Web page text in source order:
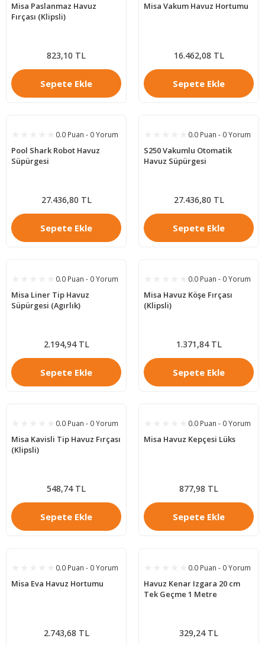
Misa Paslanmaz Havuz
Fırçası (Klipsli)
823,10 TL
Sepete Ekle
Misa Vakum Havuz Hortumu
16.462,08 TL
Sepete Ekle
0.0 Puan - 0 Yorum
Pool Shark Robot Havuz
Süpürgesi
27.436,80 TL
Sepete Ekle
0.0 Puan - 0 Yorum
S250 Vakumlu Otomatik
Havuz Süpürgesi
27.436,80 TL
Sepete Ekle
0.0 Puan - 0 Yorum
Misa Liner Tip Havuz
Süpürgesi (Agırlık)
2.194,94 TL
Sepete Ekle
0.0 Puan - 0 Yorum
Misa Havuz Köşe Fırçası
(Klipsli)
1.371,84 TL
Sepete Ekle
0.0 Puan - 0 Yorum
Misa Kavisli Tip Havuz Fırçası
(Klipsli)
548,74 TL
Sepete Ekle
0.0 Puan - 0 Yorum
Misa Havuz Kepçesi Lüks
877,98 TL
Sepete Ekle
0.0 Puan - 0 Yorum
Misa Eva Havuz Hortumu
2.743,68 TL
0.0 Puan - 0 Yorum
Havuz Kenar Izgara 20 cm
Tek Geçme 1 Metre
329,24 TL